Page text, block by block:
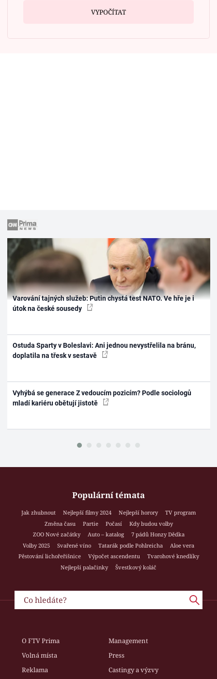
VYPOČÍTAT
Varování tajných služeb: Putin chystá test NATO. Ve hře je i
útok na české sousedy
Ostuda Sparty v Boleslavi: Ani jednou nevystřelila na bránu,
doplatila na třesk v sestavě
Vyhýbá se generace Z vedoucím pozicím? Podle sociologů
mladí kariéru obětují jistotě
Populární témata
Jak zhubnout Nejlepší filmy 2024 Nejlepší horory
TV program
Změna času
Partie Počasí
Kdy budou volby
ZOO Nové začátky
Auto – katalog
7 pádů Honzy Dědka
Volby 2025
Svařené víno Tatarák podle Pohlreicha
Aloe vera
Pěstování lichořeřišnice
Výpočet ascendentu
Tvarohové knedlíky
Nejlepší palačinky
Švestkový koláč
O FTV Prima
Management
Volná místa
Press
Reklama
Castingy a výzvy